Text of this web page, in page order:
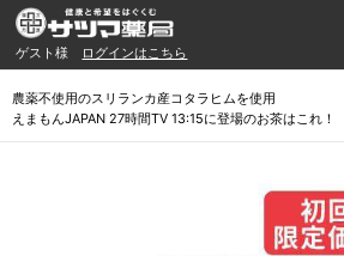
ゲスト様 ログインはこちら
農薬不使用のスリランカ産コタラヒムを使用
えまもんJAPAN 27時間TV 13:15に登場のお茶はこれ！